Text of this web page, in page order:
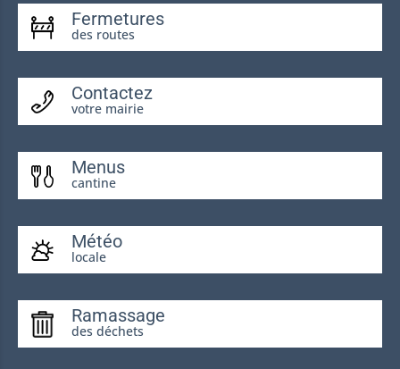
Fermetures
des routes
Contactez
votre mairie
Menus
cantine
Météo
locale
Ramassage
des déchets